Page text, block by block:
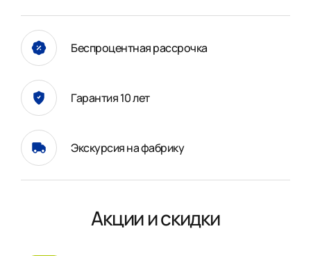
Беспроцентная рассрочка
Гарантия 10 лет
Экскурсия на фабрику
Акции и скидки